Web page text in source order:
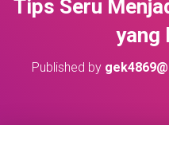
Tips Seru
yang
Published by